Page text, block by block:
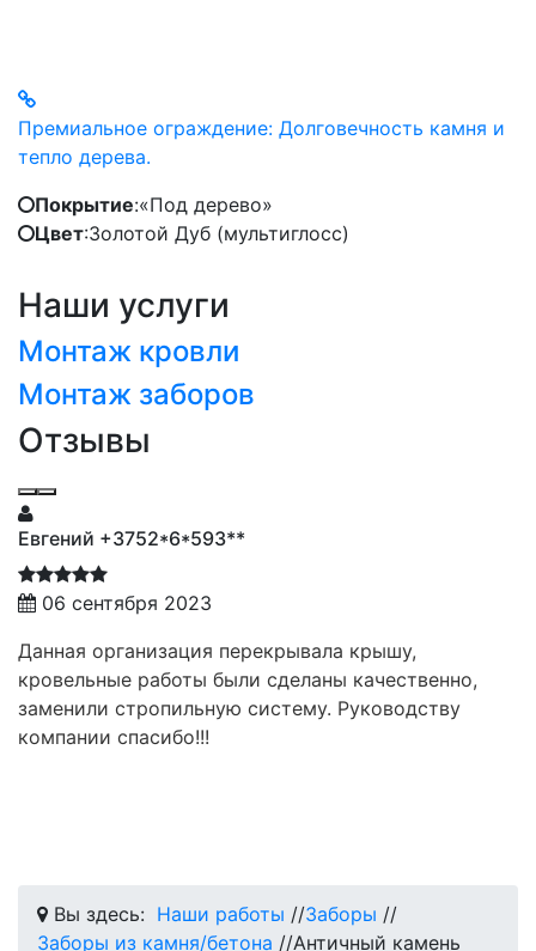
Премиальное ограждение: Долговечность камня и
тепло дерева.
Покрытие:«Под дерево»
Цвет:Золотой Дуб (мультиглосс)
Наши услуги
Монтаж кровли
Монтаж заборов
Отзывы
Евгений +3752*6*593**
06 сентября 2023
Данная организация перекрывала крышу,
кровельные работы были сделаны качественно,
заменили стропильную систему. Руководству
компании спасибо!!!
Вы здесь: Наши работы //Заборы //
Заборы из камня/бетона //Античный камень